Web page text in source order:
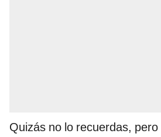
Quizás no lo recuerdas, pero